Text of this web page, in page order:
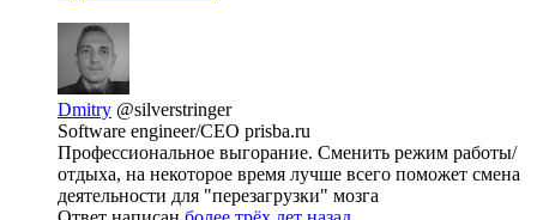
Dmitry @silverstringer
Software engineer/CEO prisba.ru
Профессиональное выгорание. Сменить режим работы/
отдыха, на некоторое время лучше всего поможет смена
деятельности для "перезагрузки" мозга